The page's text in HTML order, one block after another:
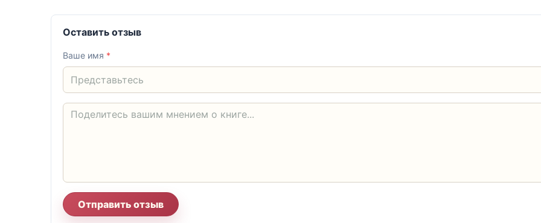
Оставить отзыв
Ваше имя *
Отправить отзыв